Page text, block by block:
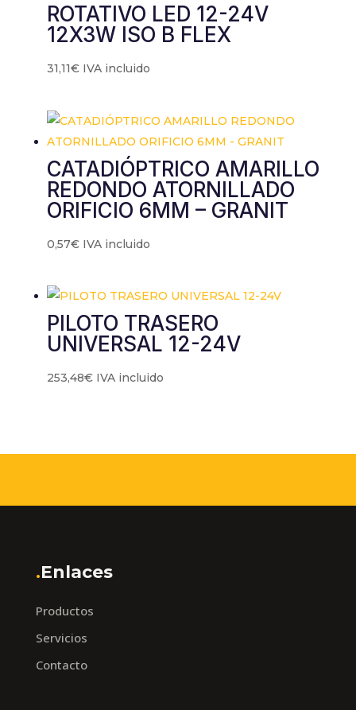
ROTATIVO LED 12-24V
12X3W ISO B FLEX
31,11€ IVA incluido
CATADIÓPTRICO AMARILLO
REDONDO ATORNILLADO
ORIFICIO 6MM – GRANIT
0,57€ IVA incluido
PILOTO TRASERO
UNIVERSAL 12-24V
253,48€ IVA incluido
.Enlaces
Productos
Servicios
Contacto